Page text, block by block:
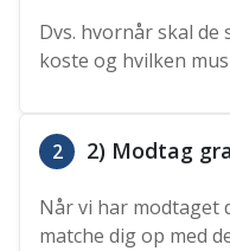
Dvs. hvornår skal de
koste og hvilken
2 2) Modtag
Når vi har modtaget
matche dig op med